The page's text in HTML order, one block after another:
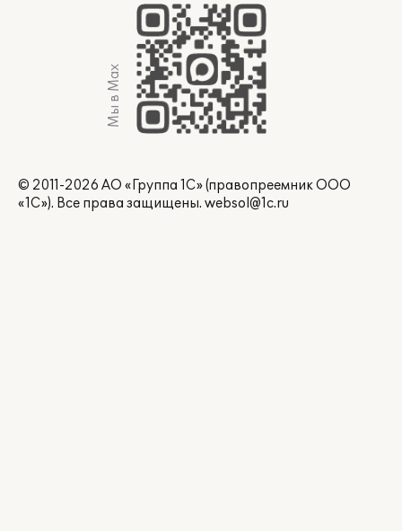
Мы в Max
© 2011-2026 АО «Группа 1С» (правопреемник ООО
«1С»). Все права защищены. websol@1c.ru